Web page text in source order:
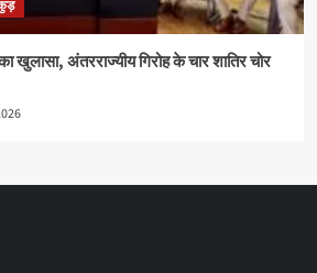
खुलासा, अंतरराज्यीय गिरोह के चार शातिर चोर